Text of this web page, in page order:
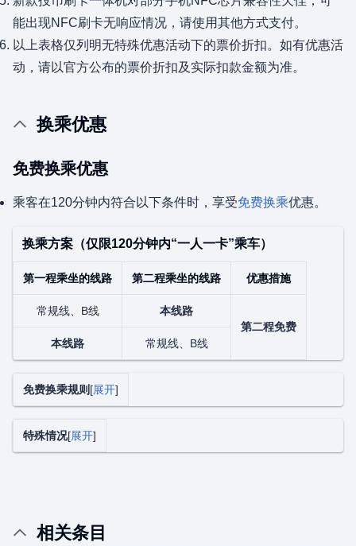
能出现NFC刷卡无响应情况，请使用其他方式支付。
以上表格仅列明无特殊优惠活动下的票价折扣。如有优惠活
动，请以官方公布的票价折扣及实际扣款金额为准。
换乘优惠
免费换乘优惠
乘客在120分钟内符合以下条件时，享受免费换乘优惠。
换乘方案（仅限120分钟内“一人一卡”乘车）
第一程乘坐的线路 第二程乘坐的线路 优惠措施
常规线、B线
本线路
第二程免费
本线路
常规线、B线
展开
免费换乘规则
展开
特殊情况
相关条目